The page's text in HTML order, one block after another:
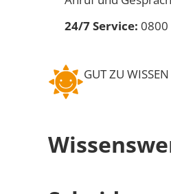
24/7 Service: 0800
GUT ZU WISSEN